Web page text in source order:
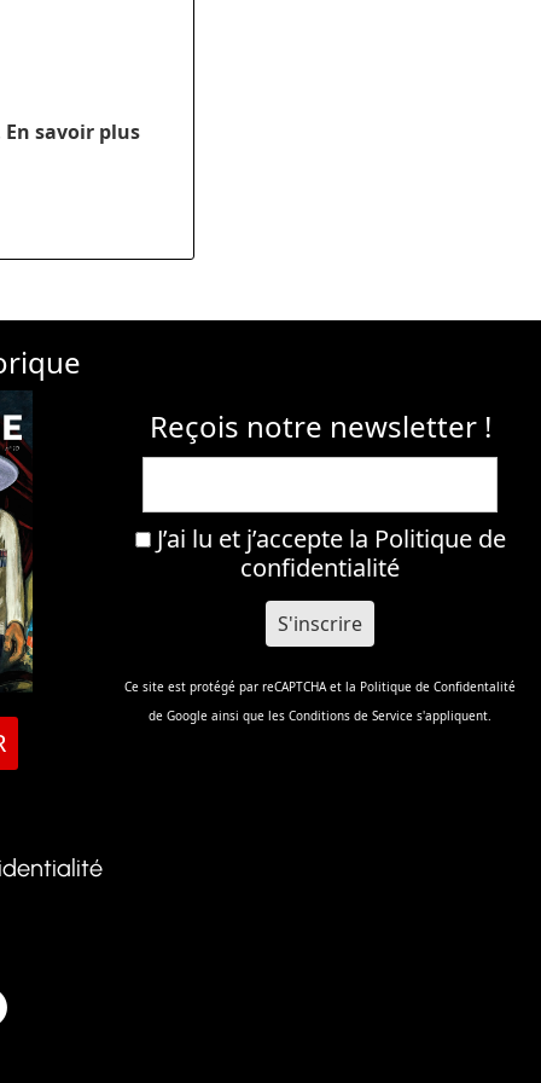
En savoir plus
Reçois notre newsletter !
J’ai lu et j’accepte la Politique de
confidentialité
Ce site est protégé par reCAPTCHA et la Politique de Confidentalité
de Google ainsi que les Conditions de Service s'appliquent.